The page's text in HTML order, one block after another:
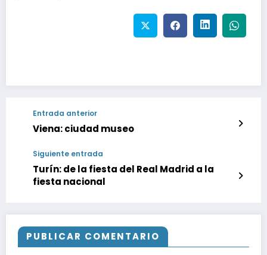
Entrada anterior
Viena: ciudad museo
Siguiente entrada
Turín: de la fiesta del Real Madrid a la
fiesta nacional
PUBLICAR COMENTARIO